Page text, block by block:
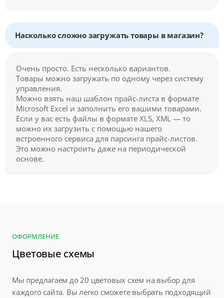
Насколько сложно загружать товары в магазин?
Очень просто. Есть несколько вариантов.
Товары можно загружать по одному через систему
управления.
Можно взять наш шаблон прайс-листа в формате
Microsoft Excel и заполнить его вашими товарами.
Если у вас есть файлы в формате XLS, XML — то
можно их загрузить с помощью нашего
встроенного сервиса для парсинга прайс-листов.
Это можно настроить даже на периодической
основе.
ОФОРМЛЕНИЕ
Цветовые схемы
Мы предлагаем до 20 цветовых схем на выбор для
каждого сайта. Вы легко сможете выбрать подходящий